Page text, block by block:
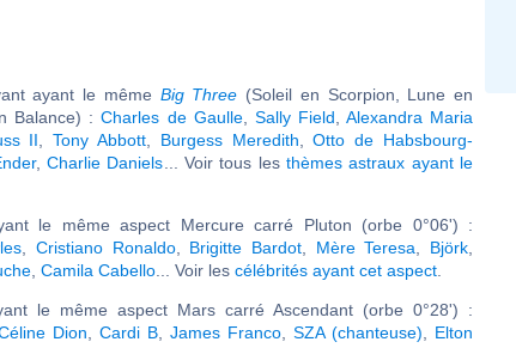
ayant le même Big Three (Soleil en Scorpion, Lune en
Balance) :Charles de Gaulle, Sally Field
Alexandra Maria
II ,Tony Abbott Burgess Meredith ,Otto de Habsbourg-
,Charlie Daniels ... Voir tous les thèmes astraux ayant le
le même aspect Mercure carré Pluton (orbe 0°06') :
,Cristiano Ronaldo, Brigitte Bardot Mère Teresa Björk
Camila Cabello ... Voir les célébrités ayant cet aspect
le même aspect Mars carré Ascendant (orbe 0°28') :
Dion Cardi B James Franco SZA (chanteuse)
Elton